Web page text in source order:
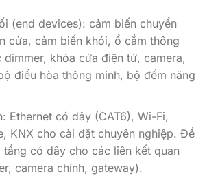
(end devices): cảm biến chuyển
cửa, cảm biến khói, ổ cắm thông
dimmer, khóa cửa điện tử, camera,
điều hòa thông minh, bộ đếm năng
Ethernet có dây (CAT6), Wi-Fi,
KNX cho cài đặt chuyên nghiệp. Đề
tầng có dây cho các liên kết quan
camera chính, gateway).